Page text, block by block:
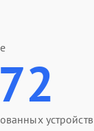
устройств